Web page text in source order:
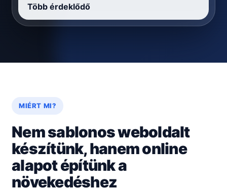
Több érdeklődő
MIÉRT MI?
Nem sablonos weboldalt
készítünk, hanem online
alapot építünk a
növekedéshez